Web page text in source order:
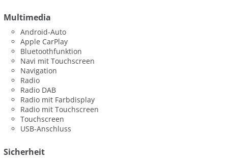
Multimedia
Android-Auto
Apple CarPlay
Bluetoothfunktion
Navi mit Touchscreen
Navigation
Radio
Radio DAB
Radio mit Farbdisplay
Radio mit Touchscreen
Touchscreen
USB-Anschluss
Sicherheit